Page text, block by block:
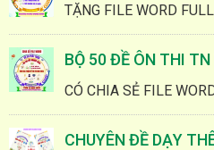
TẶNG FILE WORD
BỘ 50 ĐỀ ÔN THI
CÓ CHIA SẺ FILE
CHUYÊN ĐỀ DẠY